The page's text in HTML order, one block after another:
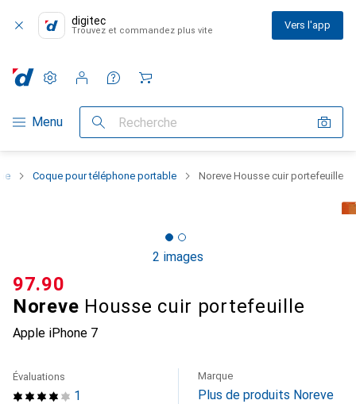
digitec
Trouvez et commandez plus vite Vers l'app
Navigation par catégorie
Menu Recherche
Paramètres
Compte client
Listes de comparaison
Listes d'envies
Panier
Coque pour téléphone portable Noreve Housse cuir portefeuille
2 images
Noreve Housse cuir portefeuille
Apple iPhone 7
CHF
97.90
1
Évaluations Marque
Plus de produits Noreve